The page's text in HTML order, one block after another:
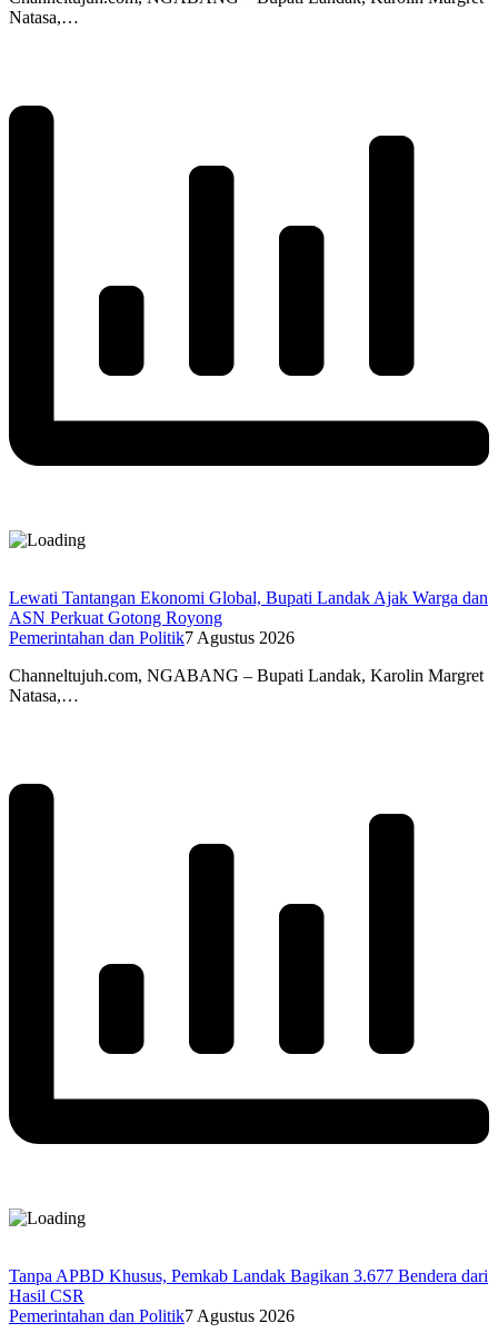
Natasa,…
Lewati Tantangan Ekonomi Global, Bupati Landak Ajak Warga dan
ASN Perkuat Gotong Royong
Pemerintahan dan Politik7 Agustus 2026
Channeltujuh.com, NGABANG – Bupati Landak, Karolin Margret
Natasa,…
Tanpa APBD Khusus, Pemkab Landak Bagikan 3.677 Bendera dari
Hasil CSR
Pemerintahan dan Politik7 Agustus 2026